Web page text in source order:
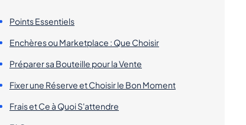
Points Essentiels
Enchères ou Marketplace : Que Choisir
Préparer sa Bouteille pour la Vente
Fixer une Réserve et Choisir le Bon Moment
Frais et Ce à Quoi S'attendre